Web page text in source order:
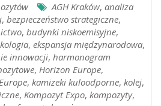
AGH Kraków, analiza
, bezpieczeństwo strategiczne,
, budynki niskoemisyjne,
, ekspansja międzynarodowa,
innowacji, harmonogram
, Horizon Europe,
, kamizeki kuloodporne, kolej,
, Kompozyt Expo, kompozyty,